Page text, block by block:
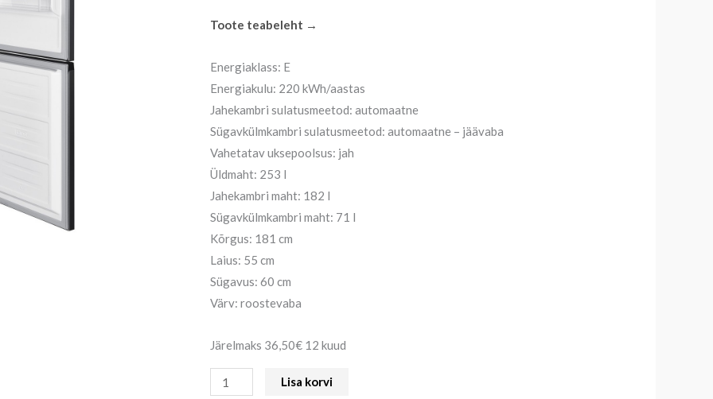
Toote teabeleht →
Energiaklass: E
Energiakulu: 220 kWh/aastas
Jahekambri sulatusmeetod: automaatne
Sügavkülmkambri sulatusmeetod: automaatne – jäävaba
Vahetatav uksepoolsus: jah
Üldmaht: 253 l
Jahekambri maht: 182 l
Sügavkülmkambri maht: 71 l
Kõrgus: 181 cm
Laius: 55 cm
Sügavus: 60 cm
Värv: roostevaba
Järelmaks 36,50€ 12 kuud
Lisa korvi